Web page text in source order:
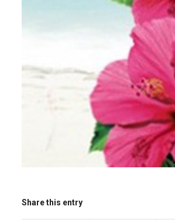
Share this entry